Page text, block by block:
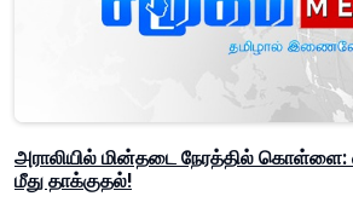
அராலியில் மின்தடை நேரத்தில் கொள்ளை:
மீது தாக்குதல்!